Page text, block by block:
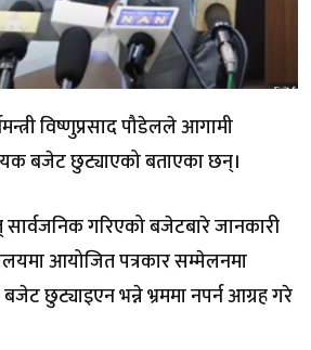
विष्णुप्रसाद पौडेलले आगामी
बजेट छुट्याएको बताएका छन्।
सार्वजनिक गरिएको बजेटबारे जानकारी
आयोजित पत्रकार सम्मेलनमा
छुट्याइएन भन्ने भ्रममा नपर्न आग्रह गरे